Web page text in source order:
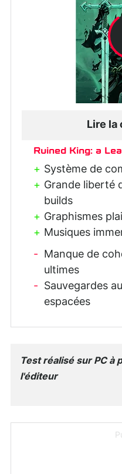
Lire
Ruined King: a
Système de
Grande liberté
builds
Graphismes
Musiques
Manque de
ultimes
Sauvegardes
espacées
Test réalisé sur PC à
l'éditeur